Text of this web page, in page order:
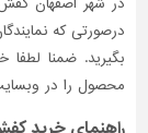
و
نما
ساخت
و
ساز
درصورتی‌ که
بگیرید. ضمنا
محصول را در